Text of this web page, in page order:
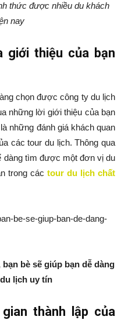
thức được nhiều du khách
nay
giới thiệu của bạn
chọn được công ty du lịch
những lời giới thiệu của bạn
những đánh giá khách quan
các tour du lịch. Thông qua
dàng tìm được một đơn vị du
trong các tour du lịch chất
bè sẽ giúp bạn dễ dàng
lịch uy tín
thành lập của